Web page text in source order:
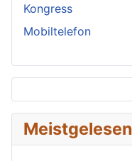
Kongress
Mobiltelefon
Meistgelesen